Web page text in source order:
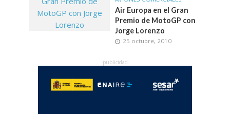
Air Europa en el Gran
Premio de MotoGP con
Jorge Lorenzo
25 octubre, 2010